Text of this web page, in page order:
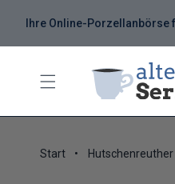
Ihre Online-Porzellanbörse
Start Hutschenreuther